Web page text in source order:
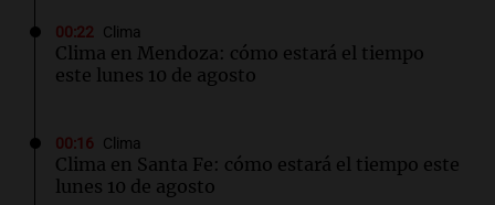
00:22 Clima
Clima en Mendoza: cómo estará el tiempo
este lunes 10 de agosto
00:16 Clima
Clima en Santa Fe: cómo estará el tiempo este
lunes 10 de agosto